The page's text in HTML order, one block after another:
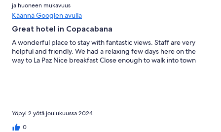
ja huoneen mukavuus
Käännä Googlen avulla
Great hotel in Copacabana
A wonderful place to stay with fantastic views. Staff are very
helpful and friendly. We had a relaxing few days here on the
way to La Paz Nice breakfast Close enough to walk into town
Yöpyi 2 yötä joulukuussa 2024
0